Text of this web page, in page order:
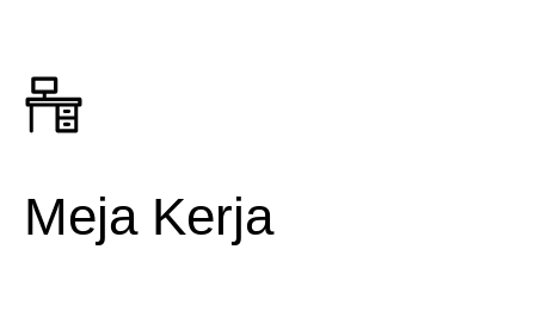
Meja Kerja